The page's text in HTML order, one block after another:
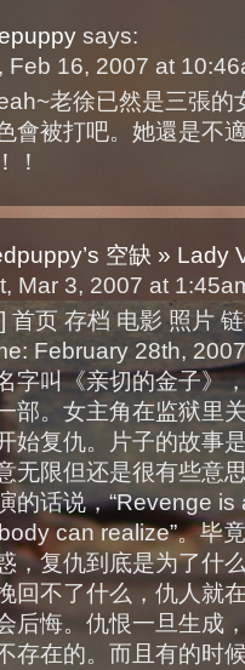
says:
Feb 16, 2007 at
老徐已然是三張的
會被打吧。她還是不
！
空缺 » Lady
Mar 3, 2007 at
首页 存档 电影 照片
February 28th,
字叫《亲切的金子》
部。女主角在监狱里
始复仇。片子的故事
无限但还是很有些意
的话说，“Revenge
can realize”。毕
，复仇到底是为了什
回不了什么，仇人就
后悔。仇恨一旦生成
存在的。而且有的时